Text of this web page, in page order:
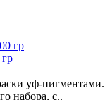
уф-пигментами.
набора, с..